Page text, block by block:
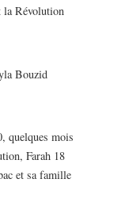
la Révolution
Bouzid
quelques mois
Farah 18
et sa famille